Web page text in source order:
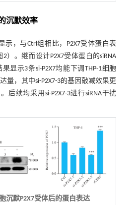
沉默效率
示，与Ctrl组相比，P2X7受体蛋白表
2）。继而设计P2X7受体蛋白的siRNA
显示3条si-P2X7均能下调THP-1细胞
量，其中si-P2X7-3的基因敲减效果更
后续均采用si-P2X7-3进行siRNA干扰
沉默P2X7受体后的蛋白表达